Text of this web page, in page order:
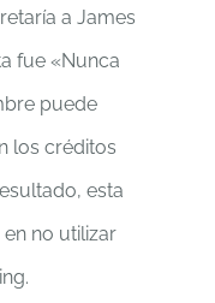
a James
fue «Nunca
puede
los créditos
esta
no utilizar